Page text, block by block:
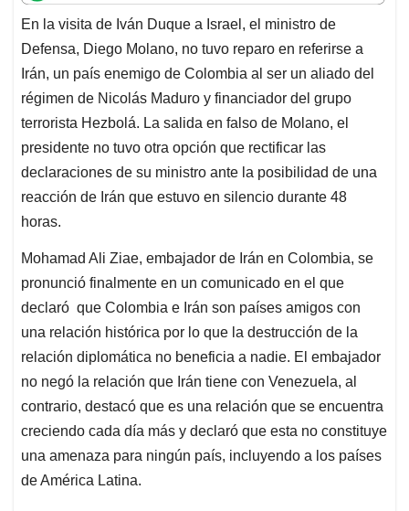
t
s
A
p
p
e
b
o
o
k
k
e
d
I
n
i
l
e
a
d
s
En la visita de Iván Duque a Israel, el ministro de
Defensa, Diego Molano, no tuvo reparo en referirse a
Irán, un país enemigo de Colombia al ser un aliado del
régimen de Nicolás Maduro y financiador del grupo
terrorista Hezbolá. La salida en falso de Molano, el
presidente no tuvo otra opción que rectificar las
declaraciones de su ministro ante la posibilidad de una
reacción de Irán que estuvo en silencio durante 48
horas.
Mohamad Ali Ziae, embajador de Irán en Colombia, se
pronunció finalmente en un comunicado en el que
declaró que Colombia e Irán son países amigos con
una relación histórica por lo que la destrucción de la
relación diplomática no beneficia a nadie. El embajador
no negó la relación que Irán tiene con Venezuela, al
contrario, destacó que es una relación que se encuentra
creciendo cada día más y declaró que esta no constituye
una amenaza para ningún país, incluyendo a los países
de América Latina.